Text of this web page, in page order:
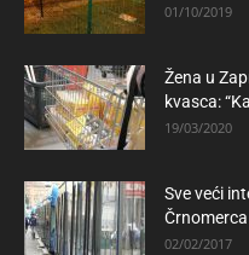
01/10/2019
Žena u
kvasca:
19/03/2020
Sve veći
02/02/2017